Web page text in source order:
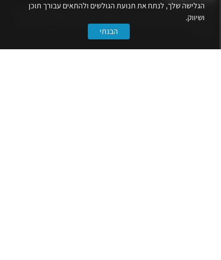
אתר לשכת המהנדסים, האדריכלים והאקדמאים בעלי המקצועות הטכנולוגיים
מרכז את הפעילויות המקצועיות, ההשתלמויות, ההטבות ואירועי הפנאי לאנשי
הגלישה שלך, לנתח את תנועת הגולשים ולהתאים עבורך תוכן
ושיווק.
הבנתי